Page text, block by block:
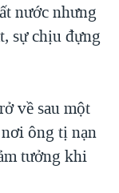
nước nhưng
sự chịu đựng
về sau một
ông tị nạn
tưởng khi